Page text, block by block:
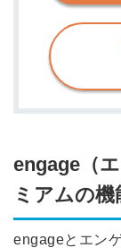
engage（
ミアムの機
engageとエン